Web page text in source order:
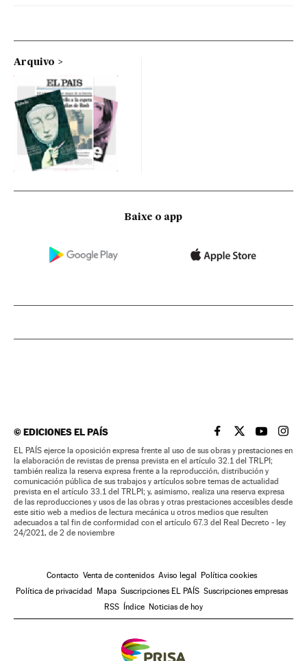
Arquivo
Baixe o app
©EDICIONES EL PAÍS EL PAÍS BRASIL EN
EL PAÍSEL PAÍS
EL
EL PAÍS ejerce la oposición expresa frente al uso de sus obras y prestaciones en
la elaboración de revistas de prensa prevista en el artículo 32.1 del TRLPI;
también realiza la reserva expresa frente a la reproducción, distribución y
comunicación pública de sus trabajos y artículos sobre temas de actualidad
prevista en el artículo 33.1 del TRLPI; y, asimismo, realiza una reserva expresa
de las reproducciones y usos de las obras y otras prestaciones accesibles desde
este sitio web a medios de lectura mecánica u otros medios que resulten
adecuados a tal fin de conformidad con el artículo 67.3 del Real Decreto - ley
24/2021, de 2 de noviembre
Contacto Venta de contenidos Aviso legal
Política cookies
Política de privacidad
Mapa Suscripciones EL PAÍS Suscripciones empresas
RSS
Índice Noticias de hoy